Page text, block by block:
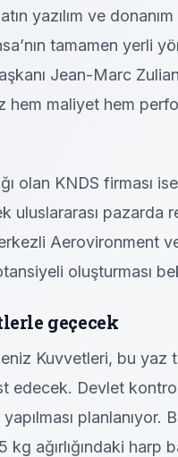
yazılım ve
tamamen yerli
Jean-Marc
maliyet hem
olan KNDS firması
uluslararası pazarda
Aerovironment
oluşturması
geçecek
Kuvvetleri, bu yaz
edecek. Devlet
planlanıyor.
ağırlığındaki harp